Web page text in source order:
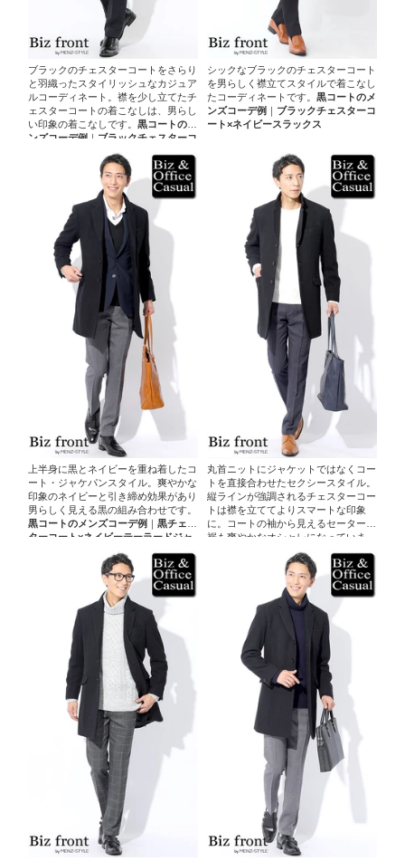
ブラックのチェスターコートをさらり
と羽織ったスタイリッシュなカジュア
ルコーディネート。襟を少し立てたチ
ェスターコートの着こなしは、男らし
い印象の着こなしです。 黒コートのメ
ンズコーデ例｜ ブラックチェスターコ
ート×ホワイトニット×ネイビースラッ
シックなブラックのチェスターコート
を男らしく襟立てスタイルで着こなし
たコーディネートです。 黒コートのメ
ンズコーデ例 ｜ ブラックチェスターコ
ート×ネイビースラックス
上半身に黒とネイビーを重ね着したコ
ート・ジャケパンスタイル。爽やかな
印象のネイビーと引き締め効果があり
男らしく見える黒の組み合わせです。
黒コートのメンズコーデ例 ｜ 黒チェス
ターコート×ネイビーテーラードジャ
ケット×黒ニットベスト×白シャツ×グ
レースラックス ノーネクタイスタイ
丸首ニットにジャケットではなくコー
トを直接合わせたセクシースタイル。
縦ラインが強調されるチェスターコー
トは襟を立ててよりスマートな印象
に。コートの袖から見えるセーターの
裾も爽やかなオシャレになっていま
黒コートのメンズコーデ例｜黒チ
ェスターコート×白丸首ニットセータ
ー×ネイビースラックス